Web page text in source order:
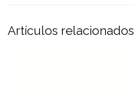
Artículos relacionados